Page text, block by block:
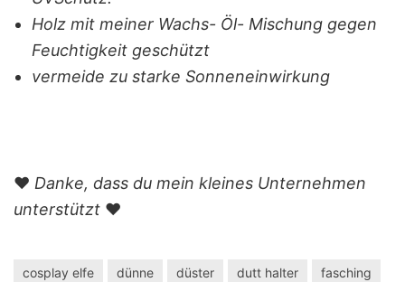
Holz mit meiner Wachs- Öl- Mischung gegen
Feuchtigkeit geschützt
vermeide zu starke Sonneneinwirkung
❤️ Danke, dass du mein kleines Unternehmen
unterstützt ❤️
cosplay elfe dünne düster dutt halter
fasching